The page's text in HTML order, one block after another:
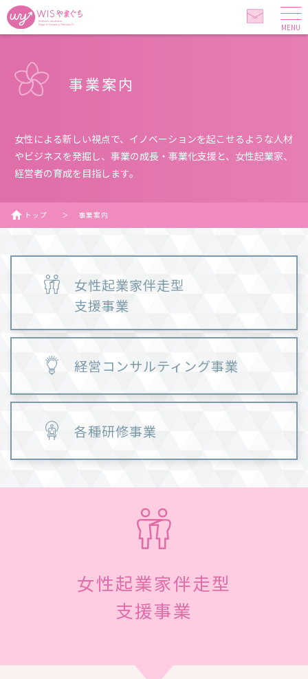
事業案内
女性による新しい視点で、イノベーションを起こせるような人材
やビジネスを発掘し、事業の成長・事業化支援と、女性起業家、
経営者の育成を目指します。
トップ ＞ 事業案内
女性起業家伴走型
支援事業
経営コンサルティング事業
各種研修事業
女性起業家伴走型
支援事業
MENU